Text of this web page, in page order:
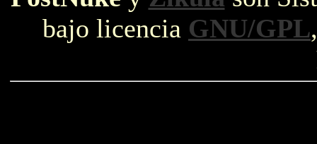
bajo licencia GNU/GPL